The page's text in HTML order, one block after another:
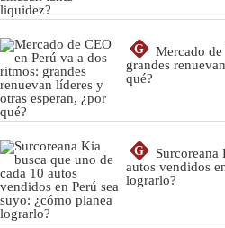
G
Mercado
grandes
qué?
G
Surcoreana
autos vendidos
lograrlo?